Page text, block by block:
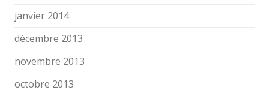
janvier 2014
décembre 2013
novembre 2013
octobre 2013